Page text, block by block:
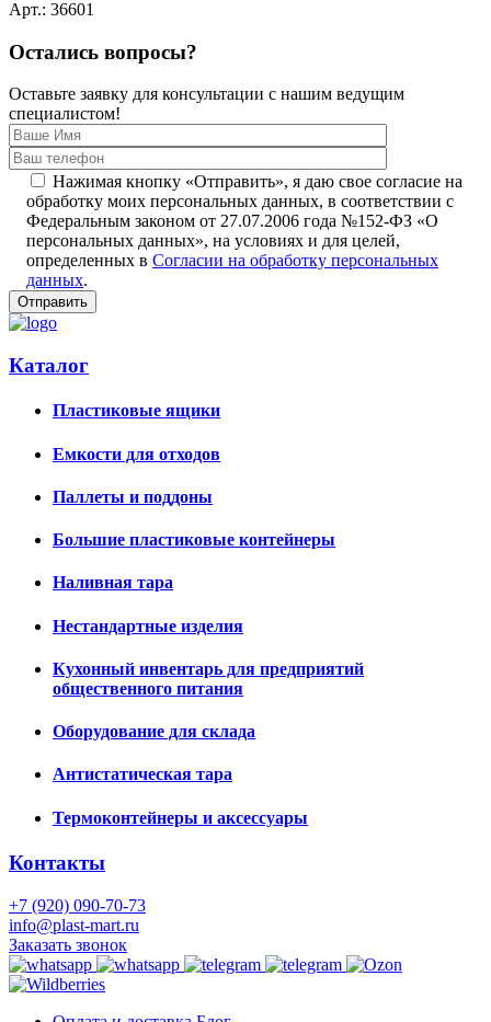
Арт.: 36601
Остались вопросы?
Оставьте заявку для консультации с нашим ведущим
специалистом!
Нажимая кнопку «Отправить», я даю свое согласие на
обработку моих персональных данных, в соответствии с
Федеральным законом от 27.07.2006 года №152-ФЗ «О
персональных данных», на условиях и для целей,
определенных в Согласии на обработку персональных
данных.
Каталог
Пластиковые ящики
Емкости для отходов
Паллеты и поддоны
Большие пластиковые контейнеры
Наливная тара
Нестандартные изделия
Кухонный инвентарь для предприятий
общественного питания
Оборудование для склада
Антистатическая тара
Термоконтейнеры и аксессуары
Контакты
+7 (920) 090-70-73
info@plast-mart.ru
Заказать звонок